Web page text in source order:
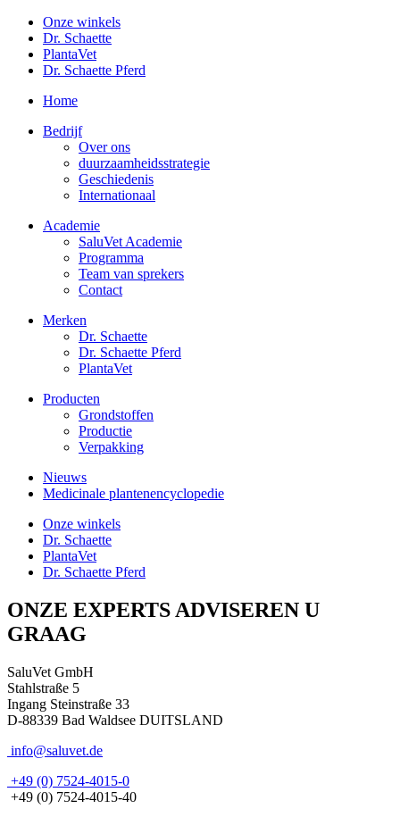
Onze winkels
Dr. Schaette
PlantaVet
Dr. Schaette Pferd
Home
Bedrijf
Over ons
duurzaamheidsstrategie
Geschiedenis
Internationaal
Academie
SaluVet Academie
Programma
Team van sprekers
Contact
Merken
Dr. Schaette
Dr. Schaette Pferd
PlantaVet
Producten
Grondstoffen
Productie
Verpakking
Nieuws
Medicinale plantenencyclopedie
Onze winkels
Dr. Schaette
PlantaVet
Dr. Schaette Pferd
ONZE EXPERTS ADVISEREN U
GRAAG
SaluVet GmbH
Stahlstraße 5
Ingang Steinstraße 33
D-88339 Bad Waldsee DUITSLAND
info@saluvet.de
+49 (0) 7524-4015-0
+49 (0) 7524-4015-40